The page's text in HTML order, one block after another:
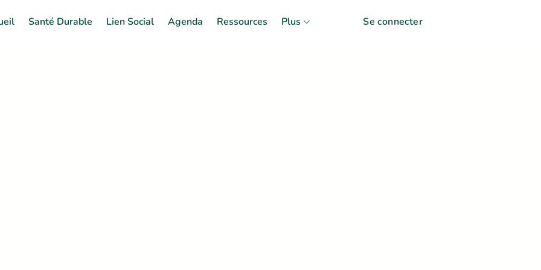
Santé Durable Lien Social Agenda Ressources Plus Se connecter